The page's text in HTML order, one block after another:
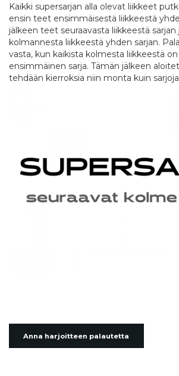
Kaikki supersarjan alla olevat liikkeet
ensin teet ensimmäisestä liikkeestä
jälkeen teet seuraavasta liikkeestä sarjan
kolmannesta liikkeestä yhden sarjan.
vasta, kun kaikista kolmesta liikkeestä
ensimmäinen sarja. Tämän jälkeen
tehdään kierroksia niin monta kuin
Anna harjoitteen palautetta